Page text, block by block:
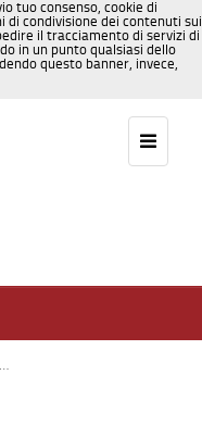
tuo consenso, cookie di
condivisione dei contenuti sui
il tracciamento di servizi di
in un punto qualsiasi dello
questo banner, invece,
Avviso pubblico per la presentazione di progetti di internazionalizzazione mediante la partecipazione a fiere internazionali